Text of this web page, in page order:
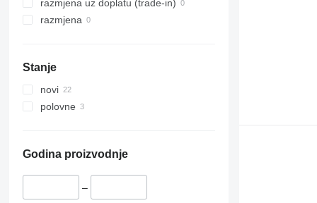
razmjena uz doplatu (trade-in)
razmjena
Stanje
novi
polovne
Godina proizvodnje
–